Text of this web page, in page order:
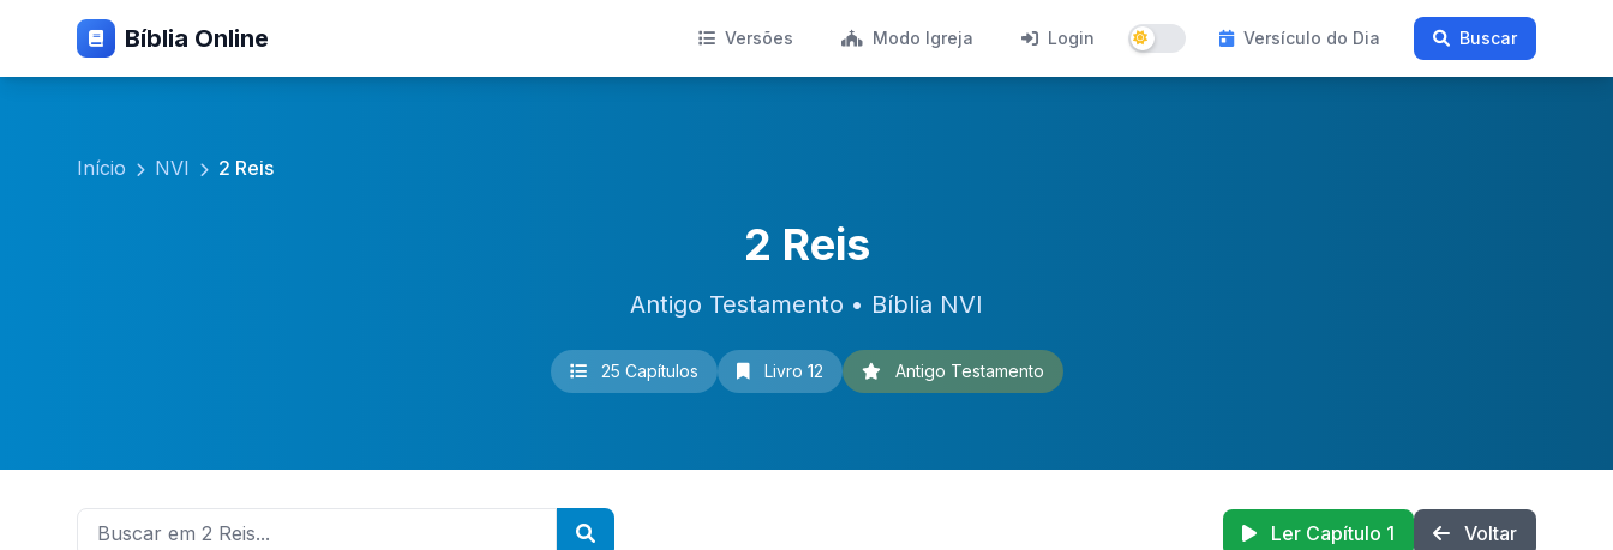
Bíblia Online Versões Modo Igreja Login Versículo do Dia Buscar
Início NVI 2 Reis
2 Reis
Antigo Testamento • Bíblia NVI
25 Capítulos Livro 12 Antigo Testamento
Ler Capítulo 1 Voltar